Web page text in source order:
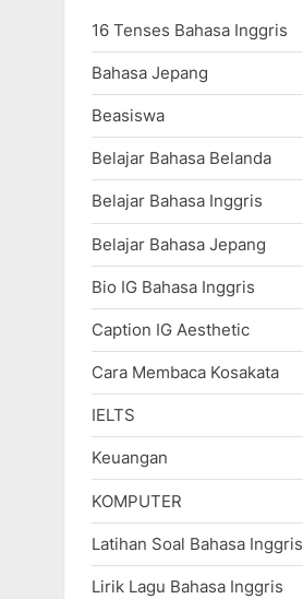
16 Tenses Bahasa Inggris
Bahasa Jepang
Beasiswa
Belajar Bahasa Belanda
Belajar Bahasa Inggris
Belajar Bahasa Jepang
Bio IG Bahasa Inggris
Caption IG Aesthetic
Cara Membaca Kosakata
IELTS
Keuangan
KOMPUTER
Latihan Soal Bahasa Inggris
Lirik Lagu Bahasa Inggris